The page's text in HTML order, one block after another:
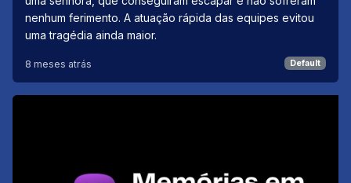
nenhum ferimento. A atuação rápida das equipes evitou
uma tragédia ainda maior.
8 meses atrás Default